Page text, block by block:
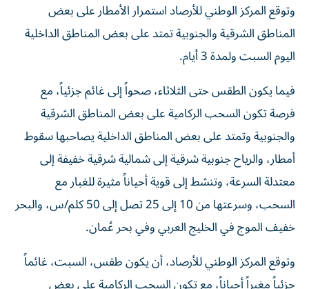
وتوقع المركز الوطني للأرصاد استمرار الأمطار على بعض
المناطق الشرقية والجنوبية تمتد على بعض المناطق الداخلية
اليوم السبت ولمدة 3 أيام.
فيما يكون الطقس حتى الثلاثاء، صحواً إلى غائم جزئياً، مع
فرصة تكون السحب الركامية على بعض المناطق الشرقية
والجنوبية وتمتد على بعض المناطق الداخلية يصاحبها سقوط
أمطار، والرياح جنوبية شرقية إلى شمالية شرقية خفيفة إلى
معتدلة السرعة، وتنشط إلى قوية أحياناً مثيرة للغبار مع
السحب، وسرعتها من 10 إلى 25 تصل إلى 50 كلم/س، والبحر
خفيف الموج في الخليج العربي وفي بحر عُمان.
وتوقع المركز الوطني للأرصاد، أن يكون طقس، السبت، غائماً